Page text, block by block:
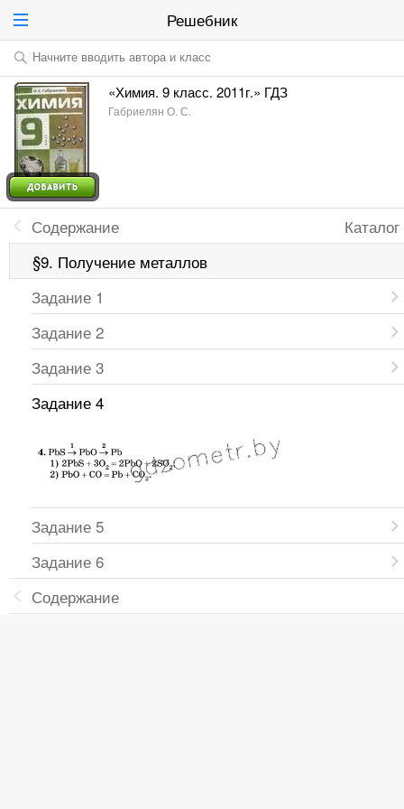
Решебник
Начните вводить автора и класс
«Химия. 9 класс. 2011г.» ГДЗ
Габриелян О. С.
Каталог
Содержание
§9. Получение металлов
Задание 1
Задание 2
Задание 3
Задание 4
Задание 5
Задание 6
Содержание